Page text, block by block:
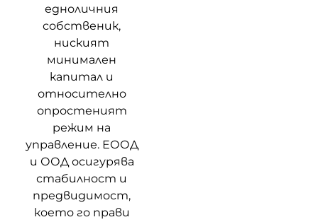
едноличния
собственик,
ниският
минимален
капитал и
относително
опростеният
режим на
управление. ЕООД
и ООД осигурява
стабилност и
предвидимост,
което го прави